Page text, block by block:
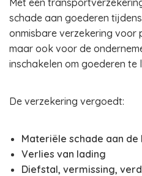
Met een
schade aan goederen
onmisbare verzekering voor
maar ook voor de
inschakelen om goederen te
De verzekering vergoedt:
Materiële schade aan de
Verlies van lading
Diefstal, vermissing,